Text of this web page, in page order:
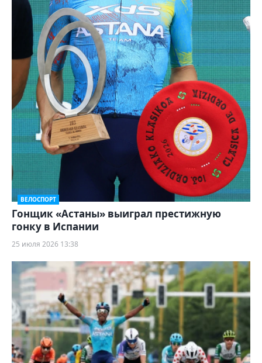
ВЕЛОСПОРТ
Гонщик «Астаны» выиграл престижную
гонку в Испании
25 июля 2026 13:38